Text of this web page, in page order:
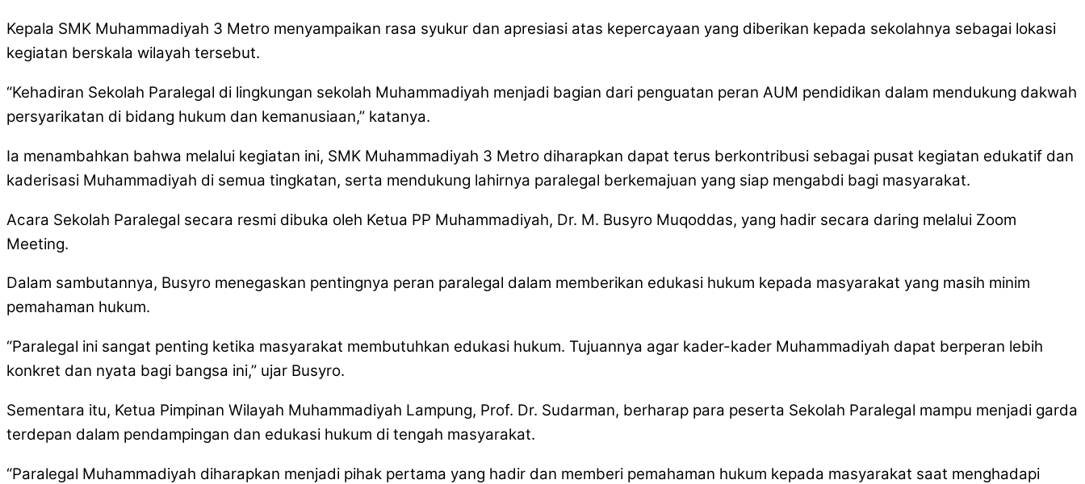
Kepala SMK Muhammadiyah 3 Metro menyampaikan rasa syukur dan apresiasi atas kepercayaan yang diberikan kepada sekolahnya sebagai lokasi
kegiatan berskala wilayah tersebut.
“Kehadiran Sekolah Paralegal di lingkungan sekolah Muhammadiyah menjadi bagian dari penguatan peran AUM pendidikan dalam mendukung dakwah
persyarikatan di bidang hukum dan kemanusiaan,” katanya.
Ia menambahkan bahwa melalui kegiatan ini, SMK Muhammadiyah 3 Metro diharapkan dapat terus berkontribusi sebagai pusat kegiatan edukatif dan
kaderisasi Muhammadiyah di semua tingkatan, serta mendukung lahirnya paralegal berkemajuan yang siap mengabdi bagi masyarakat.
Acara Sekolah Paralegal secara resmi dibuka oleh Ketua PP Muhammadiyah, Dr. M. Busyro Muqoddas, yang hadir secara daring melalui Zoom
Meeting.
Dalam sambutannya, Busyro menegaskan pentingnya peran paralegal dalam memberikan edukasi hukum kepada masyarakat yang masih minim
pemahaman hukum.
“Paralegal ini sangat penting ketika masyarakat membutuhkan edukasi hukum. Tujuannya agar kader-kader Muhammadiyah dapat berperan lebih
konkret dan nyata bagi bangsa ini,” ujar Busyro.
Sementara itu, Ketua Pimpinan Wilayah Muhammadiyah Lampung, Prof. Dr. Sudarman, berharap para peserta Sekolah Paralegal mampu menjadi garda
terdepan dalam pendampingan dan edukasi hukum di tengah masyarakat.
“Paralegal Muhammadiyah diharapkan menjadi pihak pertama yang hadir dan memberi pemahaman hukum kepada masyarakat saat menghadapi